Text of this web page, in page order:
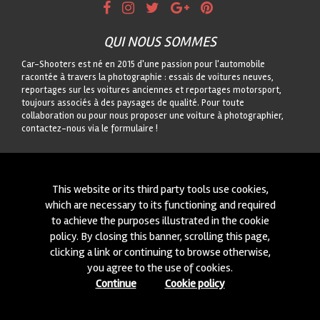
QUI NOUS SOMMES
Car-Shooters est né en 2015 d'une passion pour l'automobile
racontée à travers la photographie : essais de voitures neuves,
reportages sur les voitures anciennes et reportages motorsport,
toujours associés à des paysages de qualité. Pour toute
collaboration ou pour nous proposer une voiture à photographier,
contactez-nous via le formulaire !
CONTACTEZ-NOUS
nouvelles voitures à photographier! Ecrivez-nous à travers notre
moduleiçi!
© 2015-2026 CAR-SHOOTERS. ALL RIGHTS RESERVED.
This website or its third party tools use cookies,
which are necessary to its functioning and required
to achieve the purposes illustrated in the cookie
policy. By closing this banner, scrolling this page,
clicking a link or continuing to browse otherwise,
you agree to the use of cookies.
Continue
Cookie policy